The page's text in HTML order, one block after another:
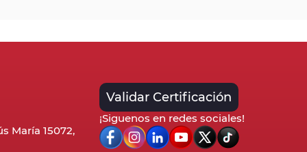
María 15072,
Validar Certificación
¡Siguenos en redes sociales!